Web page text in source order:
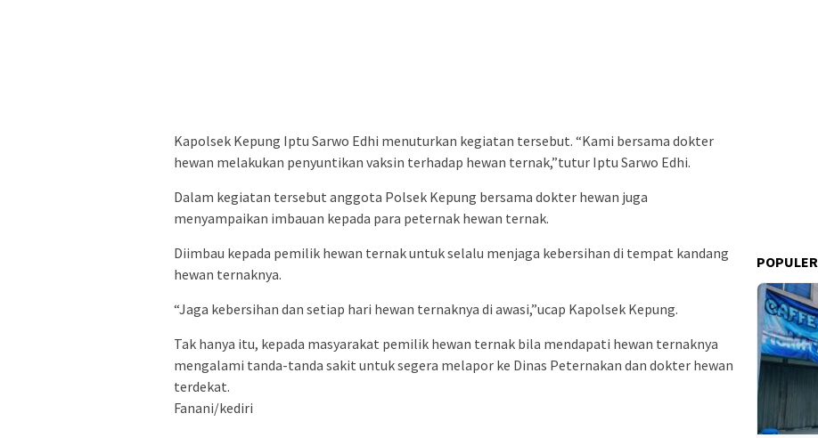
Kapolsek Kepung Iptu Sarwo Edhi menuturkan kegiatan tersebut. “Kami bersama dokter
hewan melakukan penyuntikan vaksin terhadap hewan ternak,”tutur Iptu Sarwo Edhi.
Dalam kegiatan tersebut anggota Polsek Kepung bersama dokter hewan juga
menyampaikan imbauan kepada para peternak hewan ternak.
Diimbau kepada pemilik hewan ternak untuk selalu menjaga kebersihan di tempat kandang
hewan ternaknya.
“Jaga kebersihan dan setiap hari hewan ternaknya di awasi,”ucap Kapolsek Kepung.
Tak hanya itu, kepada masyarakat pemilik hewan ternak bila mendapati hewan ternaknya
mengalami tanda-tanda sakit untuk segera melapor ke Dinas Peternakan dan dokter hewan
terdekat.
Fanani/kediri
POPULER